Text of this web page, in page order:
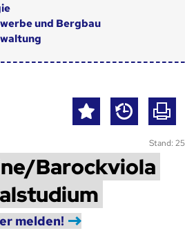
und Bergbau
Stand:
Barockviola
melden!